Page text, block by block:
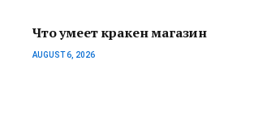
Что умеет кракен магазин
AUGUST 6, 2026